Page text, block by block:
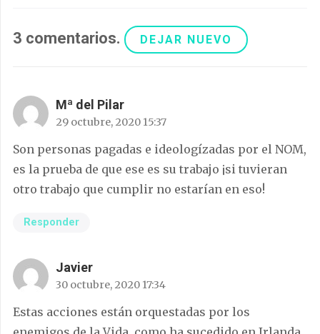
3 comentarios. DEJAR NUEVO
Mª del Pilar
29 octubre, 2020 15:37
Son personas pagadas e ideologízadas por el NOM,
es la prueba de que ese es su trabajo ¡si tuvieran
otro trabajo que cumplir no estarían en eso!
Responder
Javier
30 octubre, 2020 17:34
Estas acciones están orquestadas por los